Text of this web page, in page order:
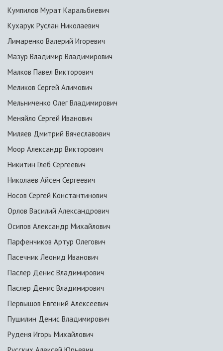
Кумпилов Мурат Каральбиевич
Кухарук Руслан Николаевич
Лимаренко Валерий Игоревич
Мазур Владимир Владимирович
Малков Павел Викторович
Меликов Сергей Алимович
Мельниченко Олег Владимирович
Меняйло Сергей Иванович
Миляев Дмитрий Вячеславович
Моор Александр Викторович
Никитин Глеб Сергеевич
Николаев Айсен Сергеевич
Носов Сергей Константинович
Орлов Василий Александрович
Осипов Александр Михайлович
Парфенчиков Артур Олегович
Пасечник Леонид Иванович
Паслер Денис Владимирович
Паслер Денис Владимирович
Первышов Евгений Алексеевич
Пушилин Денис Владимирович
Руденя Игорь Михайлович